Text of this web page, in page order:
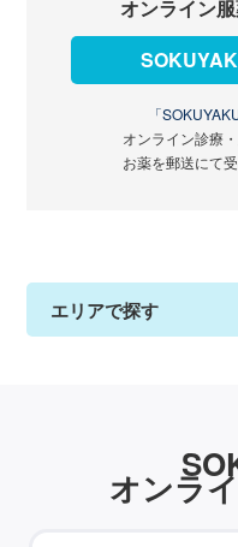
オンライン
「
オンライン診療
お薬を郵送にて
エリアで探す
オンラ